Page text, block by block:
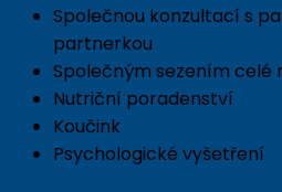
Společnou konzultací s
partnerkou
Společným sezením celé
Nutriční poradenství
Koučink
Psychologické vyšetření